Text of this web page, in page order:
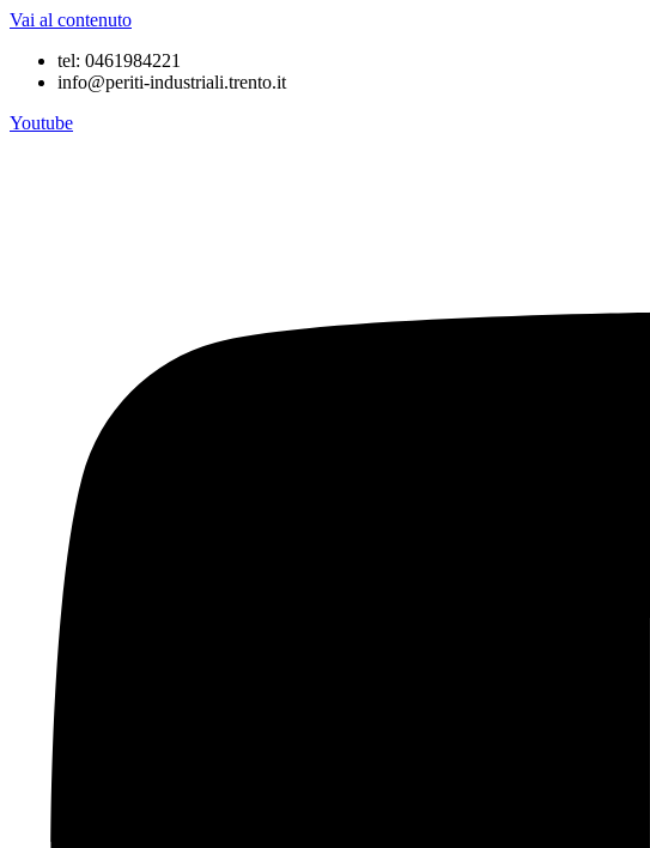
Vai al contenuto
tel: 0461984221
info@periti-industriali.trento.it
Youtube